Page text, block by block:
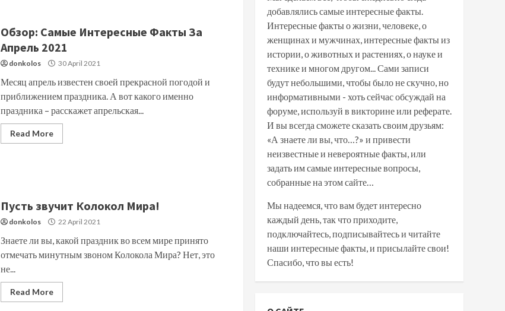
Обзор: Самые Интересные Факты За
Апрель 2021
donkolos 30 April 2021
Месяц апрель известен своей прекрасной погодой и
приближением праздника. А вот какого именно
праздника – расскажет апрельская...
Read More
Пусть звучит Колокол Мира!
donkolos 22 April 2021
Знаете ли вы, какой праздник во всем мире принято
отмечать минутным звоном Колокола Мира? Нет, это
не...
Read More
добавлялись самые интересные факты.
Интересные факты о жизни, человеке, о
женщинах и мужчинах, интересные факты из
истории, о животных и растениях, о науке и
технике и многом другом... Сами записи
будут небольшими, чтобы было не скучно, но
информативными - хоть сейчас обсуждай на
форуме, используй в викторине или реферате.
И вы всегда сможете сказать своим друзьям:
«А знаете ли вы, что…?» и привести
неизвестные и невероятные факты, или
задать им самые интересные вопросы,
собранные на этом сайте…
Мы надеемся, что вам будет интересно
каждый день, так что приходите,
подключайтесь, подписывайтесь и читайте
наши интересные факты, и присылайте свои!
Спасибо, что вы есть!